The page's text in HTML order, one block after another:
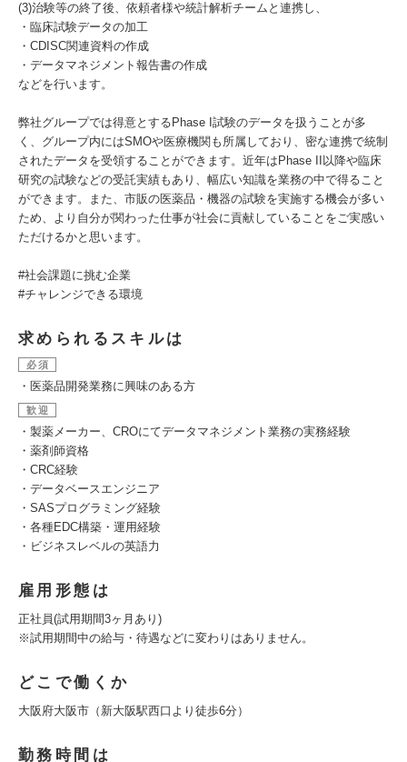
(3)治験等の終了後、依頼者様や統計解析チームと連携し、
・臨床試験データの加工
・CDISC関連資料の作成
・データマネジメント報告書の作成
などを行います。
弊社グループでは得意とするPhase I試験のデータを扱うことが多
く、グループ内にはSMOや医療機関も所属しており、密な連携で統制
されたデータを受領することができます。近年はPhase II以降や臨床
研究の試験などの受託実績もあり、幅広い知識を業務の中で得ること
ができます。また、市販の医薬品・機器の試験を実施する機会が多い
ため、より自分が関わった仕事が社会に貢献していることをご実感い
ただけるかと思います。
#社会課題に挑む企業
#チャレンジできる環境
求められるスキルは
必須
・医薬品開発業務に興味のある方
歓迎
・製薬メーカー、CROにてデータマネジメント業務の実務経験
・薬剤師資格
・CRC経験
・データベースエンジニア
・SASプログラミング経験
・各種EDC構築・運用経験
・ビジネスレベルの英語力
雇用形態は
正社員(試用期間3ヶ月あり)
※試用期間中の給与・待遇などに変わりはありません。
どこで働くか
大阪府大阪市（新大阪駅西口より徒歩6分）
勤務時間は